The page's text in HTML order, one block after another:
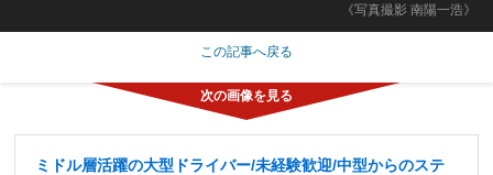
《写真撮影 南陽一浩》
この記事へ戻る
ミドル層活躍の大型ドライバー/未経験歓迎/中型からのステ